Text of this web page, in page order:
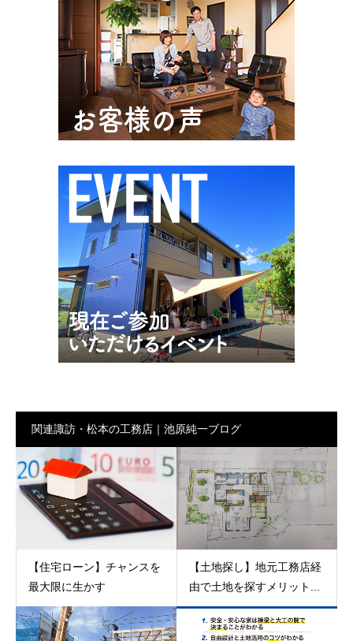
関連諏訪・松本の工務店｜池原純一ブログ
【住宅ローン】チャンスを
最大限に生かす
【土地探し】地元工務店経
由で土地を探すメリット...